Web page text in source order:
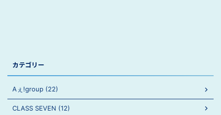
カテゴリー
Aぇ!group (22)
CLASS SEVEN (12)